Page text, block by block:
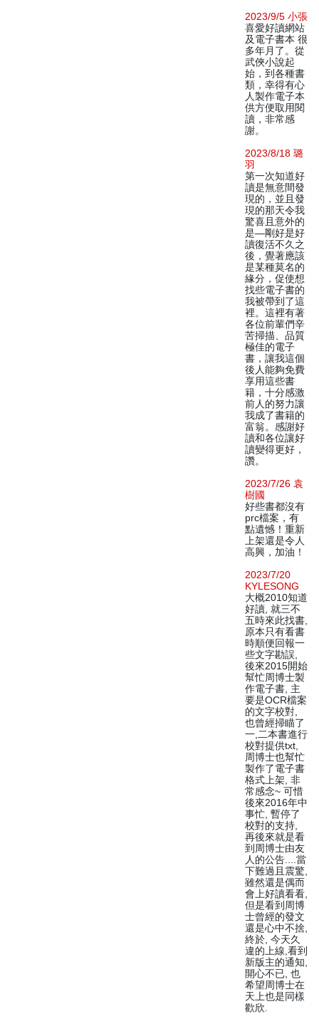
2023/9/5 小張
喜愛好讀網站
及電子書本 很
多年月了。從
武俠小說起
始，到各種書
類，幸得有心
人製作電子本
供方便取用閱
讀，非常感
謝。
2023/8/18 璐
羽
第一次知道好
讀是無意間發
現的，並且發
現的那天令我
驚喜且意外的
是—剛好是好
讀復活不久之
後，覺著應該
是某種莫名的
緣分，促使想
找些電子書的
我被帶到了這
裡。這裡有著
各位前輩們辛
苦掃描、品質
極佳的電子
書，讓我這個
後人能夠免費
享用這些書
籍，十分感激
前人的努力讓
我成了書籍的
富翁。感謝好
讀和各位讓好
讀變得更好，
讚。
2023/7/26 袁
樹國
好些書都沒有
prc檔案，有
點遺憾！重新
上架還是令人
高興，加油！
2023/7/20
KYLESONG
大概2010知道
好讀, 就三不
五時來此找書,
原本只有看書
時順便回報一
些文字勘誤,
後來2015開始
幫忙周博士製
作電子書, 主
要是OCR檔案
的文字校對,
也曾經掃瞄了
一,二本書進行
校對提供txt,
周博士也幫忙
製作了電子書
格式上架, 非
常感念~ 可惜
後來2016年中
事忙, 暫停了
校對的支持,
再後來就是看
到周博士由友
人的公告....當
下難過且震驚,
雖然還是偶而
會上好讀看看,
但是看到周博
士曾經的發文
還是心中不捨,
終於, 今天久
違的上線,看到
新版主的通知,
開心不已, 也
希望周博士在
天上也是同樣
歡欣.